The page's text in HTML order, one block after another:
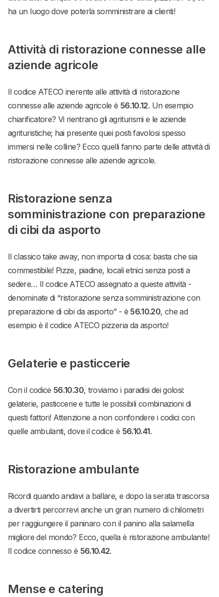
ha un luogo dove poterla somministrare ai clienti!
Attività di ristorazione connesse alle
aziende agricole
Il codice ATECO inerente alle attività di ristorazione
connesse alle aziende agricole è 56.10.12. Un esempio
chiarificatore? Vi rientrano gli agriturismi e le aziende
agrituristiche; hai presente quei posti favolosi spesso
immersi nelle colline? Ecco quelli fanno parte delle attività di
ristorazione connesse alle aziende agricole.
Ristorazione senza
somministrazione con preparazione
di cibi da asporto
Il classico take away, non importa di cosa: basta che sia
commestibile! Pizze, piadine, locali etnici senza posti a
sedere… Il codice ATECO assegnato a queste attività -
denominate di “ristorazione senza somministrazione con
preparazione di cibi da asporto” - è 56.10.20, che ad
esempio è il codice ATECO pizzeria da asporto!
Gelaterie e pasticcerie
Con il codice 56.10.30, troviamo i paradisi dei golosi:
gelaterie, pasticcerie e tutte le possibili combinazioni di
questi fattori! Attenzione a non confondere i codici con
quelle ambulanti, dove il codice è 56.10.41.
Ristorazione ambulante
Ricordi quando andavi a ballare, e dopo la serata trascorsa
a divertirti percorrevi anche un gran numero di chilometri
per raggiungere il paninaro con il panino alla salamella
migliore del mondo? Ecco, quella è ristorazione ambulante!
Il codice connesso è 56.10.42.
Mense e catering